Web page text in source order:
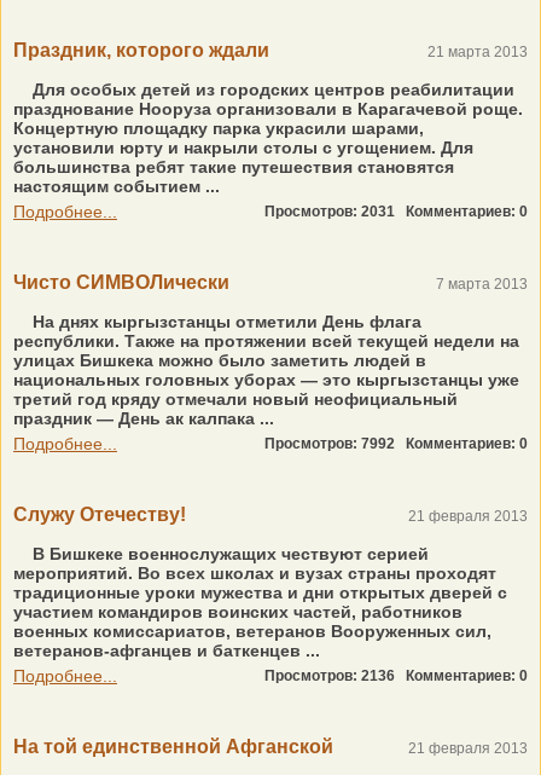
Праздник, которого ждали 21 марта 2013
Для особых детей из городских центров реабилитации
празднование Нооруза организовали в Карагачевой роще.
Концертную площадку парка украсили шарами,
установили юрту и накрыли столы с угощением. Для
большинства ребят такие путешествия становятся
настоящим событием ...
Подробнее...
Просмотров: 2031 Комментариев: 0
Чисто СИМВОЛически 7 марта 2013
На днях кыргызстанцы отметили День флага
республики. Также на протяжении всей текущей недели на
улицах Бишкека можно было заметить людей в
национальных головных уборах — это кыргызстанцы уже
третий год кряду отмечали новый неофициальный
праздник — День ак калпака ...
Подробнее...
Просмотров: 7992 Комментариев: 0
Служу Отечеству! 21 февраля 2013
В Бишкеке военнослужащих чествуют серией
мероприятий. Во всех школах и вузах страны проходят
традиционные уроки мужества и дни открытых дверей с
участием командиров воинских частей, работников
военных комиссариатов, ветеранов Вооруженных сил,
ветеранов-афганцев и баткенцев ...
Подробнее...
Просмотров: 2136 Комментариев: 0
На той единственной Афганской 21 февраля 2013